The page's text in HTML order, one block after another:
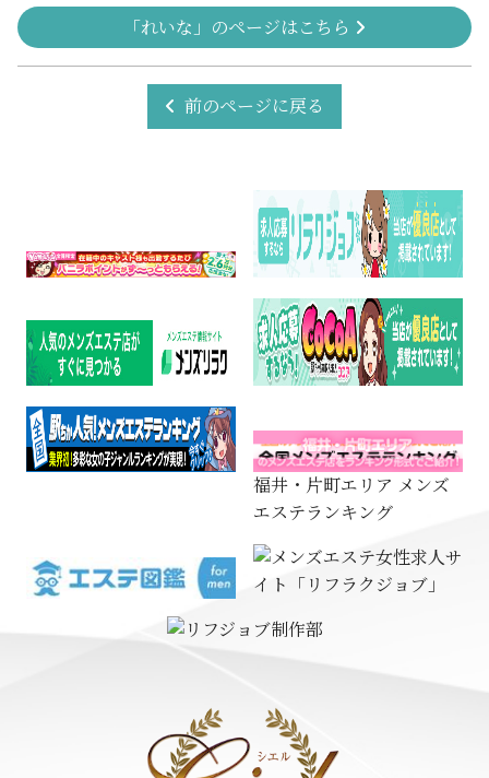
「れいな」のページはこちら
前のページに戻る
福井・片町エリア メンズ
エステランキング